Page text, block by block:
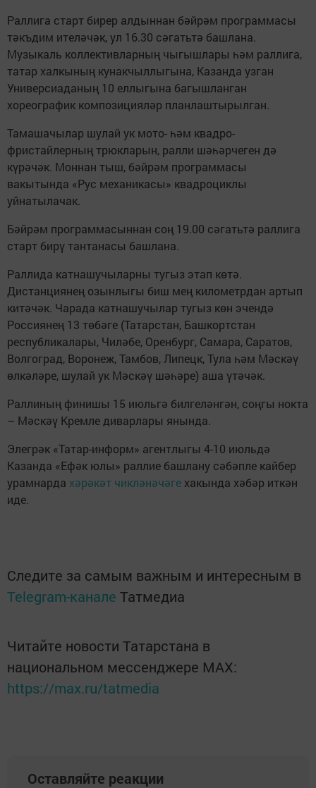
Раллига старт бирер алдыннан бәйрәм программасы
тәкъдим ителәчәк, ул 16.30 сәгатьтә башлана.
Музыкаль коллективларның чыгышлары һәм раллига,
татар халкының кунакчыллыгына, Казанда узган
Универсиаданың 10 еллыгына багышланган
хореографик композицияләр планлаштырылган.
Тамашачылар шулай ук мото- һәм квадро-
фристайлерның трюкларын, ралли шәһәрчеген дә
күрәчәк. Моннан тыш, бәйрәм программасы
вакытында «Рус механикасы» квадроциклы
уйнатылачак.
Бәйрәм программасыннан соң 19.00 сәгатьтә раллига
старт бирү тантанасы башлана.
Раллида катнашучыларны тугыз этап көтә.
Дистанциянең озынлыгы биш мең километрдан артып
китәчәк. Чарада катнашучылар тугыз көн эчендә
Россиянең 13 төбәге (Татарстан, Башкортстан
республикалары, Чиләбе, Оренбург, Самара, Саратов,
Волгоград, Воронеж, Тамбов, Липецк, Тула һәм Мәскәү
өлкәләре, шулай ук Мәскәү шәһәре) аша үтәчәк.
Раллиның финишы 15 июльгә билгеләнгән, соңгы нокта
– Мәскәү Кремле диварлары янында.
Элегрәк «Татар-информ» агентлыгы 4-10 июльдә
Казанда «Ефәк юлы» раллие башлану сәбәпле кайбер
урамнарда хәрәкәт чикләнәчәге хакында хәбәр иткән
иде.
Следите за самым важным и интересным в
Telegram-канале Татмедиа
Читайте новости Татарстана в
национальном мессенджере MАХ:
https://max.ru/tatmedia
Оставляйте реакции